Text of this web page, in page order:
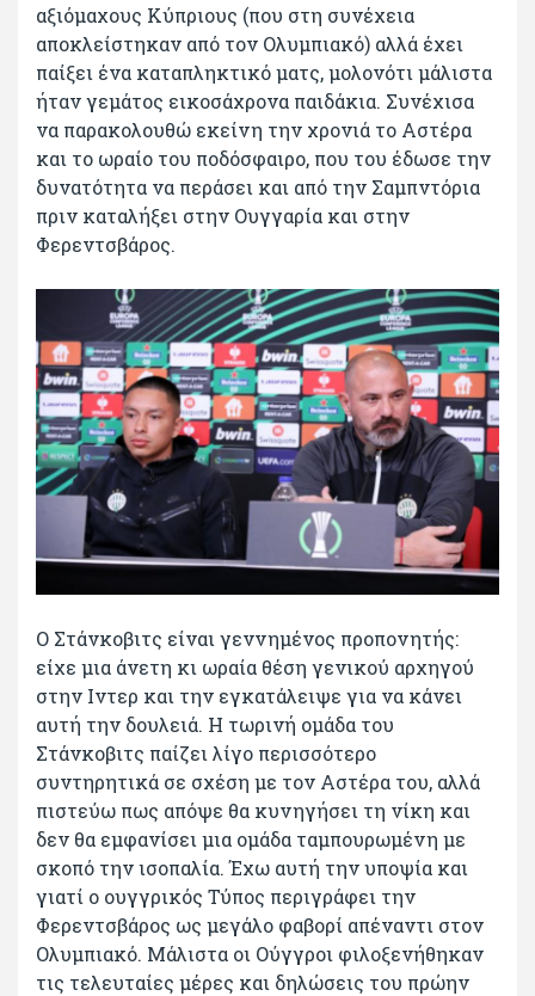
αξιόμαχους Κύπριους (που στη συνέχεια
αποκλείστηκαν από τον Ολυμπιακό) αλλά έχει
παίξει ένα καταπληκτικό ματς, μολονότι μάλιστα
ήταν γεμάτος εικοσάχρονα παιδάκια. Συνέχισα
να παρακολουθώ εκείνη την χρονιά το Αστέρα
και το ωραίο του ποδόσφαιρο, που του έδωσε την
δυνατότητα να περάσει και από την Σαμπντόρια
πριν καταλήξει στην Ουγγαρία και στην
Φερεντσβάρος.
Ο Στάνκοβιτς είναι γεννημένος προπονητής:
είχε μια άνετη κι ωραία θέση γενικού αρχηγού
στην Ιντερ και την εγκατάλειψε για να κάνει
αυτή την δουλειά. Η τωρινή ομάδα του
Στάνκοβιτς παίζει λίγο περισσότερο
συντηρητικά σε σχέση με τον Αστέρα του, αλλά
πιστεύω πως απόψε θα κυνηγήσει τη νίκη και
δεν θα εμφανίσει μια ομάδα ταμπουρωμένη με
σκοπό την ισοπαλία. Έχω αυτή την υποψία και
γιατί ο ουγγρικός Τύπος περιγράφει την
Φερεντσβάρος ως μεγάλο φαβορί απέναντι στον
Ολυμπιακό. Μάλιστα οι Ούγγροι φιλοξενήθηκαν
τις τελευταίες μέρες και δηλώσεις του πρώην